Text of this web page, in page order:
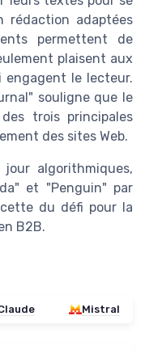
rédaction adaptées
permettent de
plaisent aux
engagent le lecteur.
souligne que le
trois principales
des sites Web.
algorithmiques,
et "Penguin" par
du défi pour la
B2B.
Mistral